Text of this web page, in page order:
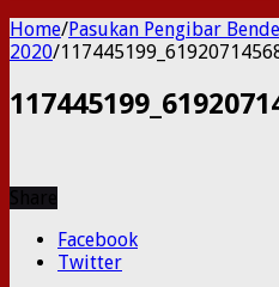
Home/Pasukan Pengibar
2020/
Facebook
Twitter